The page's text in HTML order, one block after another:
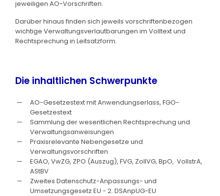
jeweiligen AO-Vorschriften.
Darüber hinaus finden sich jeweils vorschriftenbezogen
wichtige Verwaltungsverlautbarungen im Volltext und
Rechtsprechung in Leitsatzform.
Die inhaltlichen Schwerpunkte
AO-Gesetzestext mit Anwendungserlass, FGO-
Gesetzestext
Sammlung der wesentlichen Rechtsprechung und
Verwaltungsanweisungen
Praxisrelevante Nebengesetze und
Verwaltungsvorschriften
EGAO, VwZG, ZPO (Auszug), FVG, ZollVG, BpO, VollstrA,
AStBV
Zweites Datenschutz-Anpassungs- und
Umsetzungsgesetz EU - 2. DSAnpUG-EU